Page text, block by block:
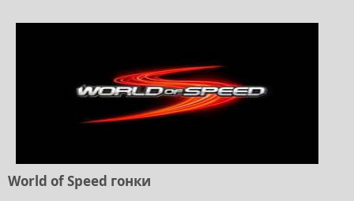
World of Speed гонки